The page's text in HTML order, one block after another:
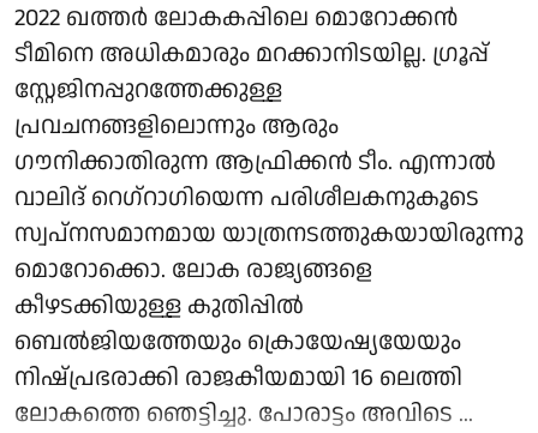
2022 ഖത്തർ ലോകകപ്പിലെ മൊറോക്കൻ
ടീമിനെ അധികമാരും മറക്കാനിടയില്ല. ​ഗ്രൂപ്പ്
സ്റ്റേജിനപ്പുറത്തേക്കുള്ള
പ്രവചനങ്ങളിലൊന്നും ആരും ​
ഗൗനിക്കാതിരുന്ന ആഫ്രിക്കൻ ടീം. എന്നാൽ
വാലിദ് റെ​ഗ്റാ​ഗിയെന്ന പരിശീലകനുകൂടെ
സ്വപ്നസമാനമായ യാത്രനടത്തുകയായിരുന്നു
മൊറോക്കൊ. ലോക രാജ്യങ്ങളെ
കീഴടക്കിയുള്ള കുതിപ്പിൽ
ബെൽജിയത്തേയും ക്രൊയേഷ്യയേയും
നിഷ്പ്രഭരാക്കി രാജകീയമായി ​16 ലെത്തി
ലോകത്തെ ഞെട്ടിച്ചു. പോരാട്ടം അവിടെ ...